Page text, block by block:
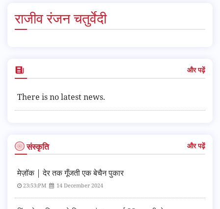
राजीव रंजन चतुर्वेदी
और पढ़ें
There is no latest news.
संस्कृति और पढ़ें
मेज़ॉक | देर तक गूँजती एक बेचैन पुकार
23:53:PM 14 December 2024